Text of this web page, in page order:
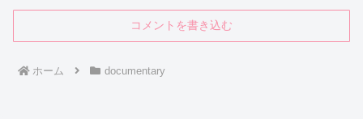
コメントを書き込む
ホーム documentary